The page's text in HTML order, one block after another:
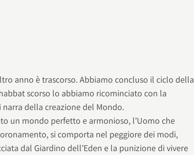
anno è trascorso. Abbiamo concluso il ciclo della
scorso lo abbiamo ricominciato con la
narra della creazione del Mondo.
un mondo perfetto e armonioso, l’Uomo che
si comporta nel peggiore dei modi,
dal Giardino dell’Eden e la punizione di vivere